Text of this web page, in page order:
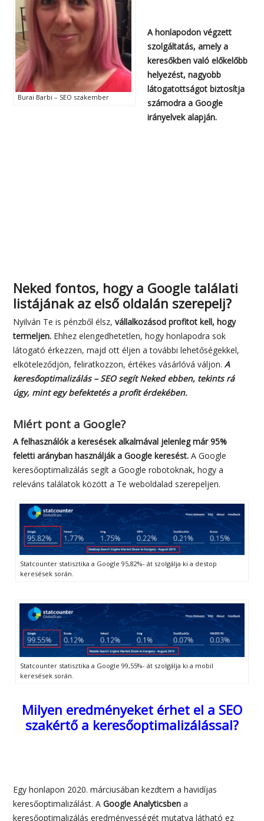
Burai Barbi – SEO szakember
A honlapodon végzett
szolgáltatás, amely a
keresőkben való előkelőbb
helyezést, nagyobb
látogatottságot biztosítja
számodra a Google
irányelvek alapján.
Neked fontos, hogy a Google találati
listájának az első oldalán szerepelj?
Nyilván Te is pénzből élsz, vállalkozásod profitot kell, hogy
termeljen. Ehhez elengedhetetlen, hogy honlapodra sok
látogató érkezzen, majd ott éljen a további lehetőségekkel,
elköteleződjön, feliratkozzon, értékes vásárlóvá váljon. A
keresőoptimalizálás – SEO segít Neked ebben, tekints rá
úgy, mint egy befektetés a profit érdekében.
Miért pont a Google?
A felhasználók a keresések alkalmával jelenleg már 95%
feletti arányban használják a Google keresést. A Google
keresőoptimalizálás segít a Google robotoknak, hogy a
releváns találatok között a Te weboldalad szerepeljen.
Statcounter statisztika a Google 95,82%- át szolgálja ki a destop
keresések során.
Statcounter statisztika a Google 99,55%- át szolgálja ki a mobil
keresések során.
Milyen eredményeket érhet el a SEO
szakértő a keresőoptimalizálással?
Egy honlapon 2020. márciusában kezdtem a havidíjas
keresőoptimalizálást. AGoogle Analyticsben a
keresőoptimalizálás eredményességét mutatva látható ez